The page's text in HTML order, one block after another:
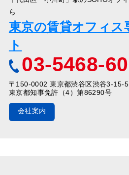
ら
東京の賃貸オフィス
ト
03-5468-
〒150-0002 東京都渋谷区渋谷3-15-
東京都知事免許（4）第86290号
会社案内